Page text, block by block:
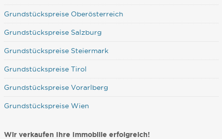
Grundstückspreise Oberösterreich
Grundstückspreise Salzburg
Grundstückspreise Steiermark
Grundstückspreise Tirol
Grundstückspreise Vorarlberg
Grundstückspreise Wien
Wir verkaufen Ihre Immobilie erfolgreich!